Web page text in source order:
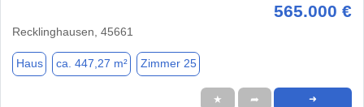
565.000 €
Recklinghausen, 45661
Haus ca. 447,27 m² Zimmer 25
★ ➦ ➜